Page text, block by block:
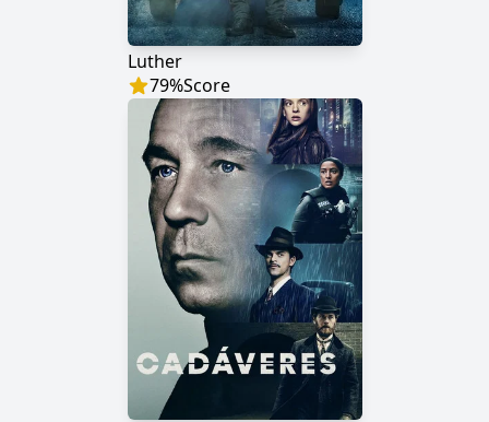
Luther
79%Score